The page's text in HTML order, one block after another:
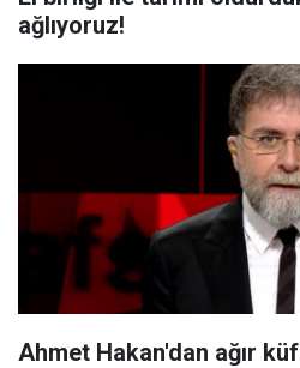
ağlıyoruz!
Ahmet Hakan'dan ağır